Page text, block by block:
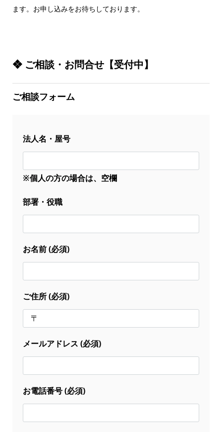
ます。お申し込みをお待ちしております。
❖ ご相談・お問合せ【受付中】
ご相談フォーム
法人名・屋号
※個人の方の場合は、空欄
部署・役職
お名前 (必須)
ご住所 (必須)
メールアドレス (必須)
お電話番号 (必須)